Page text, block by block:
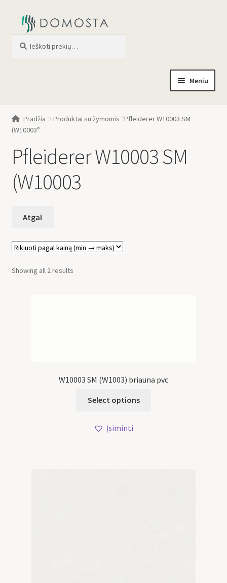
Meniu
Parduotuvė
Apie mus
Profilis
Pradžia
Produktai su žymomis “Pfleiderer W10003 SM
(W10003”
Pfleiderer W10003 SM
(W10003
Showing all 2 results
W10003 SM (W1003) briauna pvc
Select options
Įsiminti